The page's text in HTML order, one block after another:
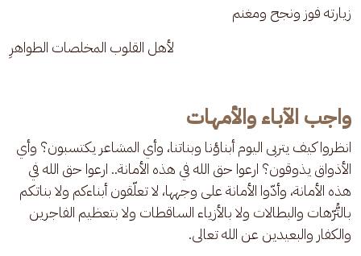
زيارته فوز ونجح ومغنم
لأهل القلوب المخلصات الطواهرِ
واجب الآباء والأمهات
انظروا كيف يتربى اليوم أبناؤنا وبناتنا، وأي المشاعر يكتسبون؟ وأي
الأذواق يذوقون؟ ارعوا حق الله في هذه الأمانة.. ارعوا حق الله في
هذه الأمانة، وأدّوا الأمانة على وجهها، لا تعلّقون أبناءكم ولا بناتكم
بالتُّرّهات والبطالات ولا بالأزياء الساقطات ولا بتعظيم الفاجرين
والكفار والبعيدين عن الله تعالى.